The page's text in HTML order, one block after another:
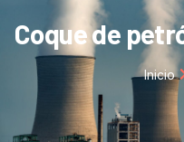
Coque de
Inicio